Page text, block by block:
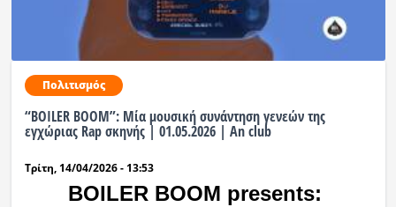
Οικονομία
Αθλητικά
Κόσμος
Ραδιόφωνο LIVE
Πολιτισμός
“BOILER BOOM”: Μία μουσική συνάντηση γενεών της
εγχώριας Rap σκηνής | 01.05.2026 | An club
Τρίτη, 14/04/2026 - 13:53
BOILER BOOM presents: